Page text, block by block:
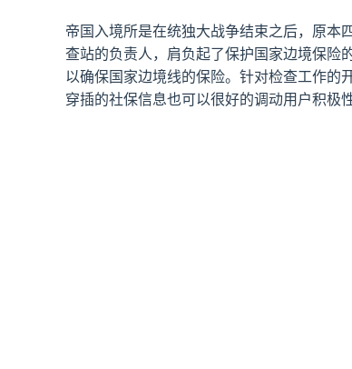
帝国入境所是在统独大战争结束之后，原本
查站的负责人，肩负起了保护国家边境保险
以确保国家边境线的保险。针对检查工作的
穿插的社保信息也可以很好的调动用户积极